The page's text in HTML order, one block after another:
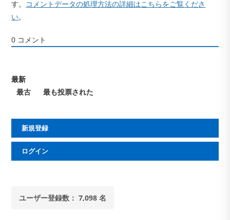
す。 コメントデータの処理方法の詳細はこちらをご覧くださ
い。
0 コメント
最新
最古
最も投票された
新規登録
ログイン
ユーザー登録数： 7,098 名